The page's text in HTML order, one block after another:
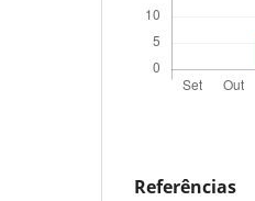
Referências